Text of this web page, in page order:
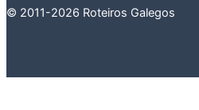
© 2011-2026 Roteiros Galegos